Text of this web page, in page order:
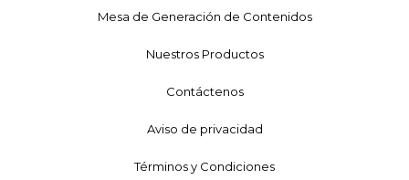
Mesa de Generación de Contenidos
Nuestros Productos
Contáctenos
Aviso de privacidad
Términos y Condiciones